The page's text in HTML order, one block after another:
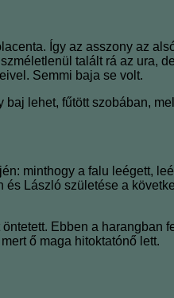
Így az asszony az
talált rá az ura,
Semmi baja se volt.
lehet, fűtött szobában,
minthogy a falu leégett,
László születése a
Ebben a harangban
ő maga hitoktatónő lett.